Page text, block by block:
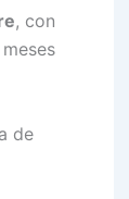
, con
de